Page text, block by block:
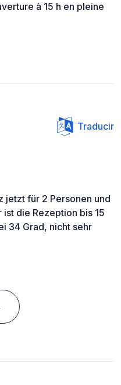
à 15 h en pleine
Traducir
jetzt für 2 Personen und
die Rezeption bis 15
34 Grad, nicht sehr